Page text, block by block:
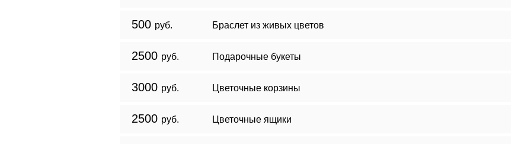
Браслет из живых цветов
500 руб.
Подарочные букеты
2500 руб.
Цветочные корзины
3000 руб.
Цветочные ящики
2500 руб.